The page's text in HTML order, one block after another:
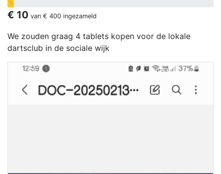
€ 10 van € 400 ingezameld
We zouden graag 4 tablets kopen voor de lokale
dartsclub in de sociale wijk